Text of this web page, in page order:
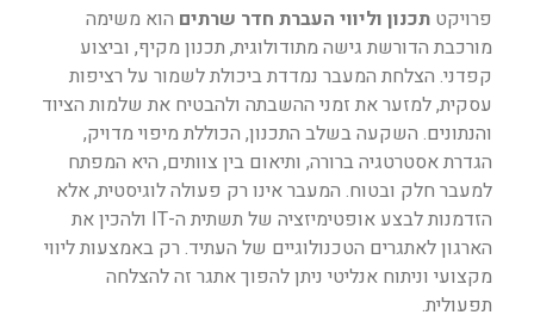
פרויקט תכנון וליווי העברת חדר שרתים הוא משימה
מורכבת הדורשת גישה מתודולוגית, תכנון מקיף, וביצוע
קפדני. הצלחת המעבר נמדדת ביכולת לשמור על רציפות
עסקית, למזער את זמני ההשבתה ולהבטיח את שלמות הציוד
והנתונים. השקעה בשלב התכנון, הכוללת מיפוי מדויק,
הגדרת אסטרטגיה ברורה, ותיאום בין צוותים, היא המפתח
למעבר חלק ובטוח. המעבר אינו רק פעולה לוגיסטית, אלא
הזדמנות לבצע אופטימיזציה של תשתית ה-IT ולהכין את
הארגון לאתגרים הטכנולוגיים של העתיד. רק באמצעות ליווי
מקצועי וניתוח אנליטי ניתן להפוך אתגר זה להצלחה
תפעולית.